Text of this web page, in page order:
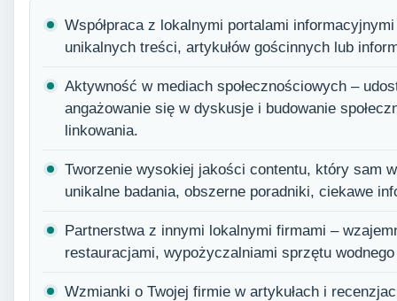
Współpraca z lokalnymi portalami
unikalnych treści, artykułów gościnnych lub
Aktywność w mediach społecznościowych –
angażowanie się w dyskusje i budowanie
linkowania.
Tworzenie wysokiej jakości contentu, który sam
unikalne badania, obszerne poradniki, ciekawe
Partnerstwa z innymi lokalnymi firmami –
restauracjami, wypożyczalniami sprzętu
Wzmianki o Twojej firmie w artykułach i